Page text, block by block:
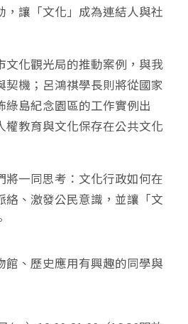
，讓「文化」成為連結人與社
文化觀光局的推動案例，與我
契機；呂鴻祺學長則將從國家
島紀念園區的工作實例出
權教育與文化保存在公共文化
將一同思考：文化行政如何在
絡、激發公民意識，並讓「文
館、歷史應用有興趣的同學與